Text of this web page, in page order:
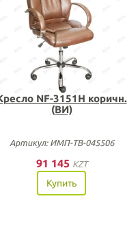
NF-3151H коричн.
(ВИ)
Артикул: ИМП-ТВ-045506
91 145 KZT
Купить